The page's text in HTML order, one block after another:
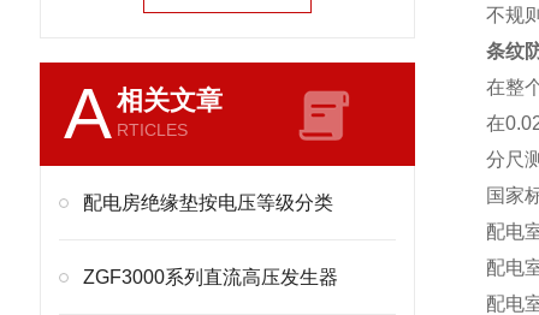
A相关文章
RTICLES
配电房绝缘垫按电压等级分类
ZGF3000系列直流高压发生器
不规
条纹
在整
在
分尺
国家
配电
配电
配电